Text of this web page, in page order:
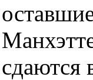
сдаются